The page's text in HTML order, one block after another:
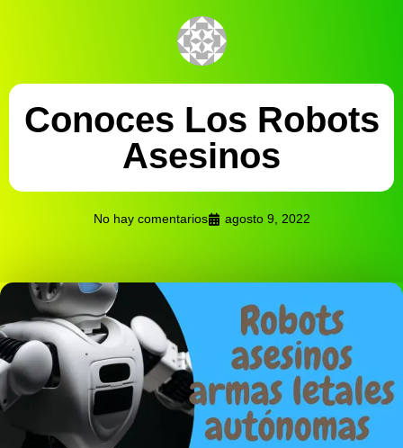
Conoces Los Robots
Asesinos
No hay comentarios agosto 9, 2022